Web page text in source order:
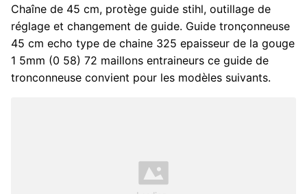
Chaîne de 45 cm, protège guide stihl, outillage de
réglage et changement de guide. Guide tronçonneuse
45 cm echo type de chaine 325 epaisseur de la gouge
1 5mm (0 58) 72 maillons entraineurs ce guide de
tronconneuse convient pour les modèles suivants.